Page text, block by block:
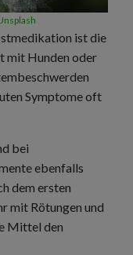
ist die
mit Hunden oder
Symptome oft
bei
ebenfalls
dem ersten
mit Rötungen und
Mittel den